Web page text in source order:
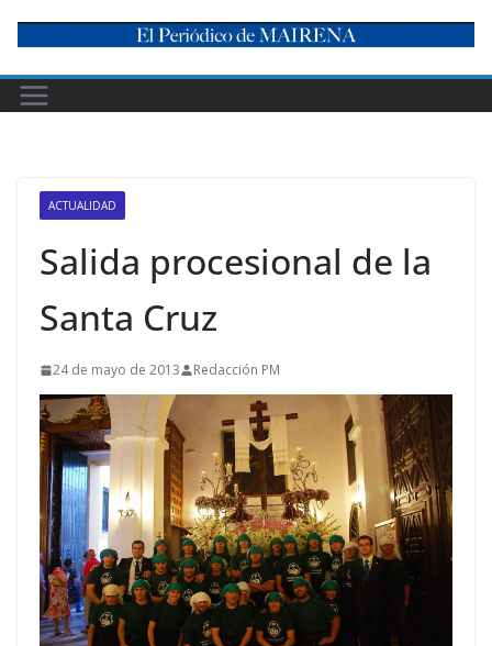
content
ACTUALIDAD
Salida procesional de la
Santa Cruz
24 de mayo de 2013 Redacción PM